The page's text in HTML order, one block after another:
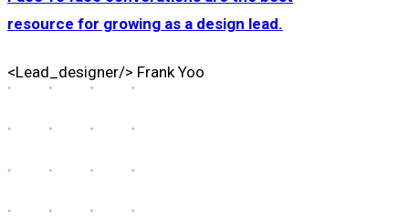
resource for growing as a design lead.
<Lead_designer/> Frank Yoo